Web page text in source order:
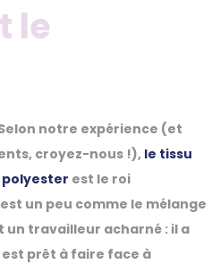
le
notre expérience (et
croyez-nous !), le tissu
polyester est le roi
un peu comme le mélange
travailleur acharné : il a
prêt à faire face à